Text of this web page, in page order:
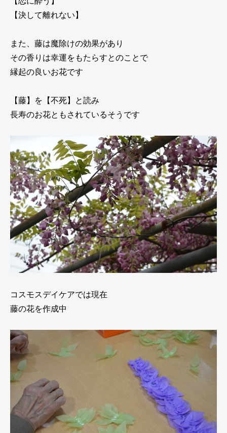
【決して離れない】
また、藤は魔除けの効果があり
その香りは幸運をもたらすとのことで
縁起の良いお花です
【藤】を【不死】と読み
長寿のお花ともされているそうです
コスモスデイケアでは現在
藤の花を作成中